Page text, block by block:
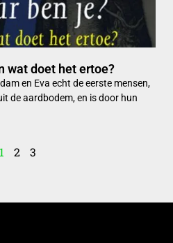
wat doet het ertoe?
en Eva echt de eerste mensen,
de aardbodem, en is door hun
1 2 3